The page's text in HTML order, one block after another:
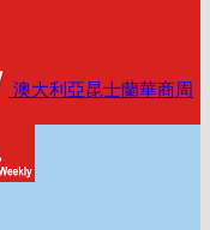
澳大利亞昆士蘭華商周